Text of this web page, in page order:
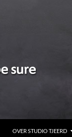
OVER STUDIO TJEERD